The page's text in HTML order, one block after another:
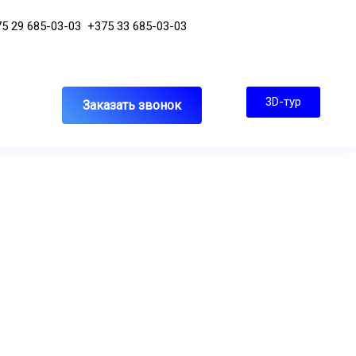
29 685-03-03 +375 33 685-03-03
Заказать звонок 3D-тур